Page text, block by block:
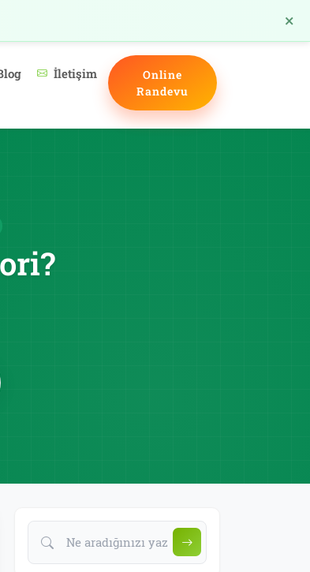
×
İletişim
Online
Randevu